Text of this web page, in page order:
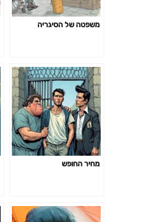
משפטה של הסיגריה
מחיר החופש